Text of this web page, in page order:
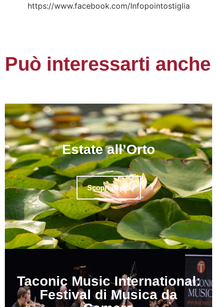
https://www.facebook.com/Infopointostiglia
Può interessarti anche
Estate all’Orto
Scopri di più
Taconic Music International:
Festival di Musica da